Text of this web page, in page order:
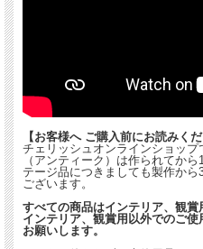
【お客様へ ご購入前にお読みくだ
チェリッシュオンラインショッ
（アンティーク）は作られてか
テージ品につきましても製作か
ございます。
すべての商品はインテリア、観賞
インテリア、観賞用以外でのご
お願いします。